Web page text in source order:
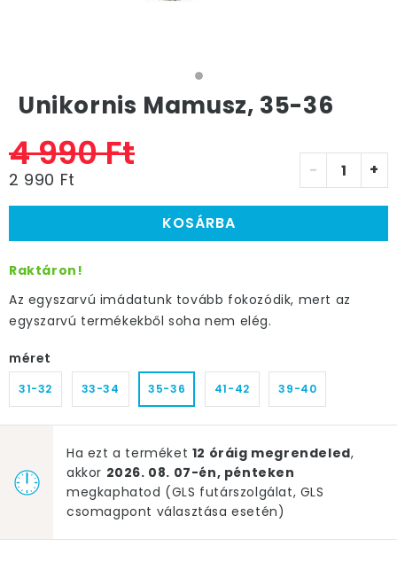
Unikornis Mamusz, 35-36
4 990 Ft
2 990 Ft - +
KOSÁRBA
Raktáron!
Az egyszarvú imádatunk tovább fokozódik, mert az
egyszarvú termékekből soha nem elég.
méret
31-32 33-34 35-36 41-42 39-40
Ha ezt a terméket 12 óráig megrendeled,
akkor 2026. 08. 07-én, pénteken
megkaphatod (GLS futárszolgálat, GLS
csomagpont választása esetén)